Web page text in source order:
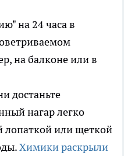
на 24 часа в
на балконе или в
достаньте
нагар легко
лопаткой или щеткой
Химики раскрыли